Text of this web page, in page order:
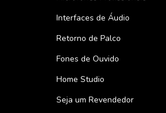
Interfaces de Áudio
Retorno de Palco
Fones de Ouvido
Home Studio
Seja um Revendedor